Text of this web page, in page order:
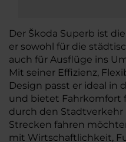
Der Škoda Superb ist
er sowohl für die
auch für Ausflüge ins
Mit seiner Effizienz,
Design passt er ideal in
und bietet Fahrkomfort
durch den
Strecken fahren
mit Wirtschaftlichkeit,